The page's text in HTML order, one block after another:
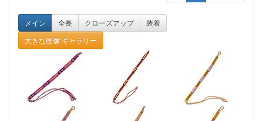
メイン 全長 クローズアップ
装着
大きな画像:ギャラリー